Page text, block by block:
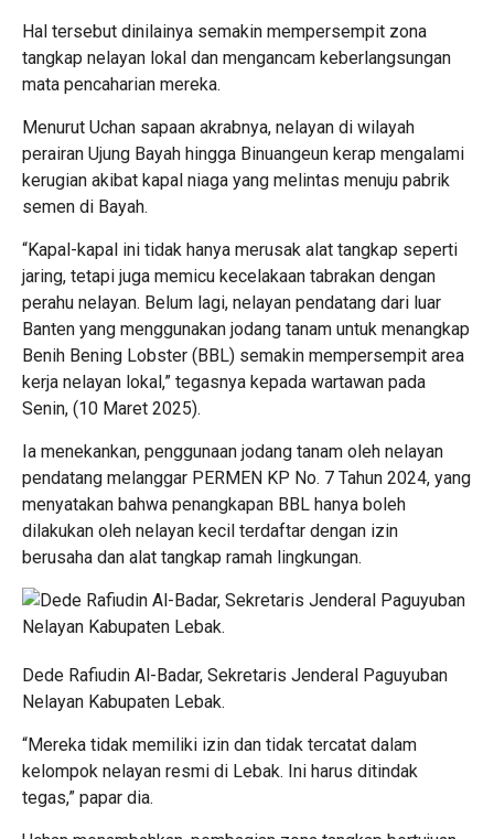
Hal tersebut dinilainya semakin mempersempit zona
tangkap nelayan lokal dan mengancam keberlangsungan
mata pencaharian mereka.
Menurut Uchan sapaan akrabnya, nelayan di wilayah
perairan Ujung Bayah hingga Binuangeun kerap mengalami
kerugian akibat kapal niaga yang melintas menuju pabrik
semen di Bayah.
“Kapal-kapal ini tidak hanya merusak alat tangkap seperti
jaring, tetapi juga memicu kecelakaan tabrakan dengan
perahu nelayan. Belum lagi, nelayan pendatang dari luar
Banten yang menggunakan jodang tanam untuk menangkap
Benih Bening Lobster (BBL) semakin mempersempit area
kerja nelayan lokal,” tegasnya kepada wartawan pada
Senin, (10 Maret 2025).
Ia menekankan, penggunaan jodang tanam oleh nelayan
pendatang melanggar PERMEN KP No. 7 Tahun 2024, yang
menyatakan bahwa penangkapan BBL hanya boleh
dilakukan oleh nelayan kecil terdaftar dengan izin
berusaha dan alat tangkap ramah lingkungan.
Dede Rafiudin Al-Badar, Sekretaris Jenderal Paguyuban
Nelayan Kabupaten Lebak.
“Mereka tidak memiliki izin dan tidak tercatat dalam
kelompok nelayan resmi di Lebak. Ini harus ditindak
tegas,” papar dia.